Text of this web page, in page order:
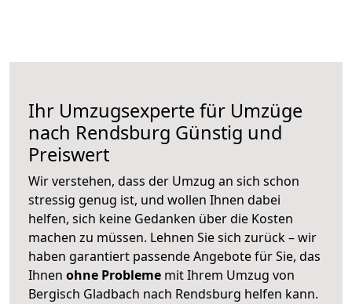
Ihr Umzugsexperte für Umzüge
nach Rendsburg Günstig und
Preiswert
Wir verstehen, dass der Umzug an sich schon
stressig genug ist, und wollen Ihnen dabei
helfen, sich keine Gedanken über die Kosten
machen zu müssen. Lehnen Sie sich zurück – wir
haben garantiert passende Angebote für Sie, das
Ihnen ohne Probleme mit Ihrem Umzug von
Bergisch Gladbach nach Rendsburg helfen kann.